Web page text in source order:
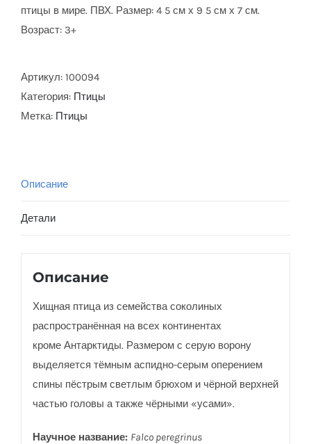
птицы в мире. ПВХ. Размер: 4 5 см х 9 5 см х 7 см.
Возраст: 3+
Артикул: 100094
Категория: Птицы
Метка: Птицы
Описание
Детали
Описание
Хищная птица из семейства соколиных
распространённая на всех континентах
кроме Антарктиды. Размером с серую ворону
выделяется тёмным аспидно-серым оперением
спины пёстрым светлым брюхом и чёрной верхней
частью головы а также чёрными «усами».
Научное название: Falco peregrinus